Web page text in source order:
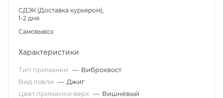
СДЭК (Доставка курьером),
1-2 дня
Самовывоз
Характеристики
Тип приманки — Виброхвост
Вид ловли — Джиг
Цвет приманки верх — Вишнёвый